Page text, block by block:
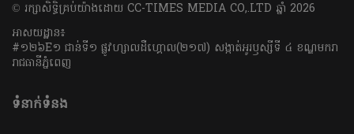
​© រក្សា​សិទ្ធិ​គ្រប់​យ៉ាង​ដោយ​ CC-TIMES MEDIA CO,.LTD ឆ្នាំ​ 2026
អាសយដ្ឋាន៖
#១២៦E១ ជាន់ទី១ ផ្លូវហ្សាលដឺហ្គោល(២១៧) សង្កាត់អូរឫស្សីទី ៤ ខណ្ឌមករា
រាជធានីភ្នំពេញ
ទំនាក់ទំនង